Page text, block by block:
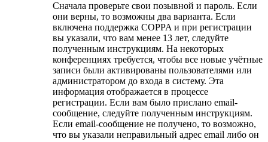
Сначала проверьте свои позывной и пароль. Если
они верны, то возможны два варианта. Если
включена поддержка COPPA и при регистрации
вы указали, что вам менее 13 лет, следуйте
полученным инструкциям. На некоторых
конференциях требуется, чтобы все новые учётные
записи были активированы пользователями или
администратором до входа в систему. Эта
информация отображается в процессе
регистрации. Если вам было прислано email-
сообщение, следуйте полученным инструкциям.
Если email-сообщение не получено, то возможно,
что вы указали неправильный адрес email либо он